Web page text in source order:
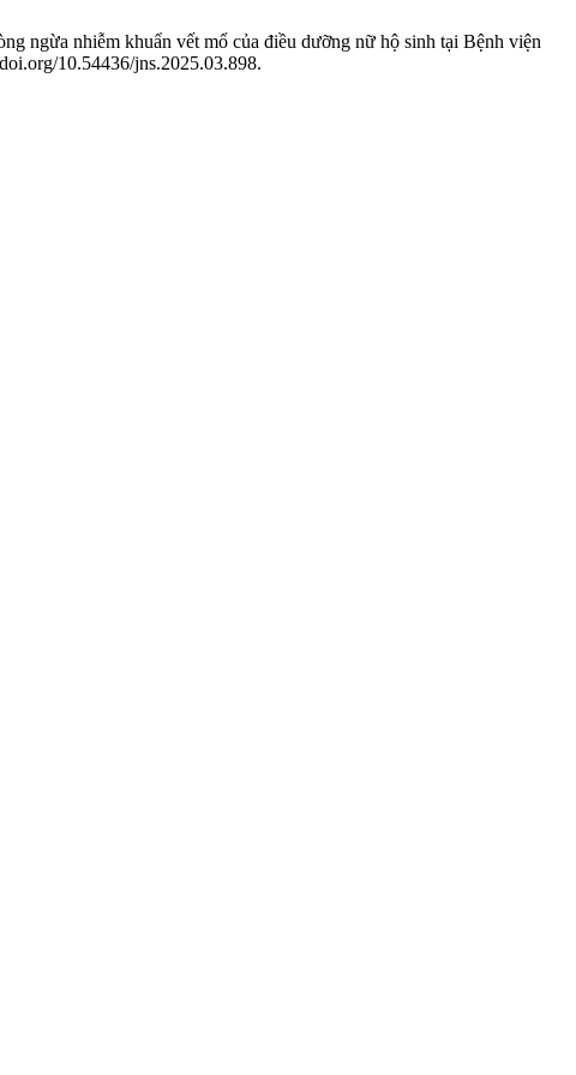
ngừa nhiễm khuẩn vết mổ của điều dưỡng nữ hộ sinh tại Bệnh viện
10.54436/jns.2025.03.898.